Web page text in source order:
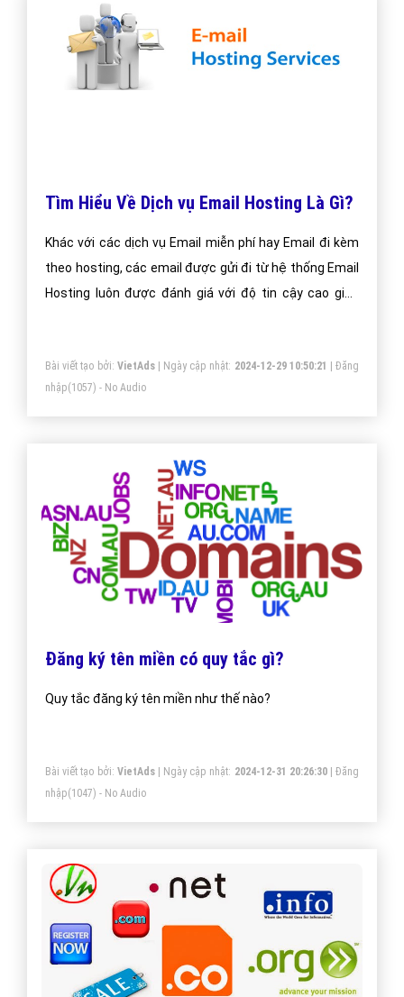
Tìm Hiểu Về Dịch vụ Email Hosting Là Gì?
Khác với các dịch vụ Email miễn phí hay Email đi kèm
theo hosting, các email được gửi đi từ hệ thống Email
Hosting luôn được đánh giá với độ tin cậy cao giúp
Bài viết tạo bởi: VietAds| Ngày cập nhật: 2024-12-29 10:50:21 |Đăng
nhập(1057) - No Audio
Đăng ký tên miền có quy tắc gì?
Quy tắc đăng ký tên miền như thế nào?
Bài viết tạo bởi: VietAds| Ngày cập nhật: 2024-12-31 20:26:30|Đăng
nhập(1047) - No Audio